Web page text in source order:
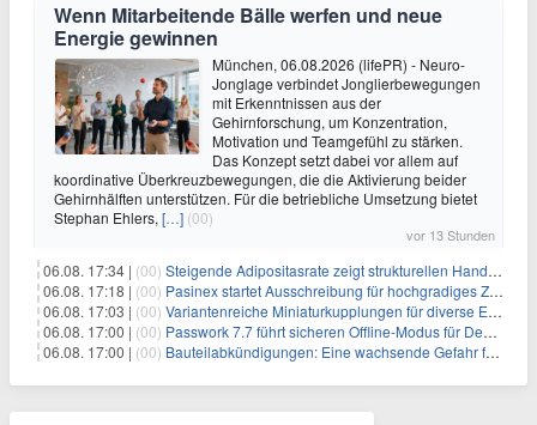
Wenn Mitarbeitende Bälle werfen und neue
Energie gewinnen
München, 06.08.2026 (lifePR) - Neuro-
Jonglage verbindet Jonglierbewegungen
mit Erkenntnissen aus der
Gehirnforschung, um Konzentration,
Motivation und Teamgefühl zu stärken.
Das Konzept setzt dabei vor allem auf
koordinative Überkreuzbewegungen, die die Aktivierung beider
Gehirnhälften unterstützen. Für die betriebliche Umsetzung bietet
Stephan Ehlers, […] (00)
vor 13 Stunden
06.08. 17:34 | (00) Steigende Adipositasrate zeigt strukturellen Handlungsbedarf bei der Ernährung schulpflichtiger Kinder
06.08. 17:18 | (00) Pasinex startet Ausschreibung für hochgradiges Zinksulfidkonzentrat mit Germanium- und Silbergehalten und stellt ein Betriebsupdate bereit
06.08. 17:03 | (00) Variantenreiche Miniaturkupplungen für diverse Einsatzbereiche
06.08. 17:00 | (00) Passwork 7.7 führt sicheren Offline-Modus für Desktop- und Mobile-Apps ein
06.08. 17:00 | (00) Bauteilabkündigungen: Eine wachsende Gefahr für industrielle Elektroniksysteme